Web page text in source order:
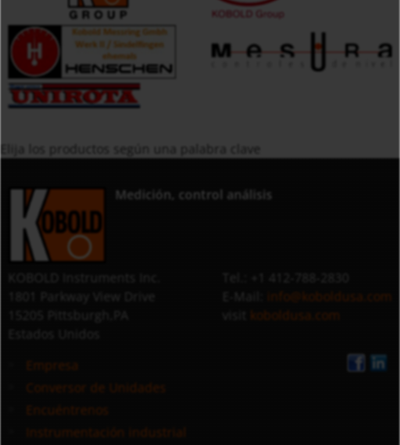
Elija los productos según una palabra clave
Medición, control análisis
info@koboldusa.com
koboldusa.com
Empresa
Conversor de Unidades
Encuéntrenos
Instrumentación industrial